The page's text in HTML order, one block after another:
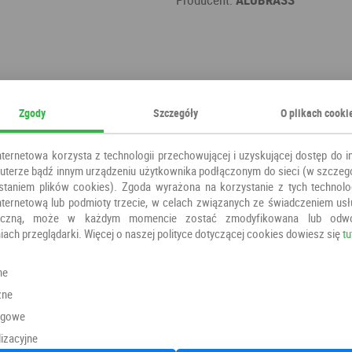
Zgody Szczegóły O plikach
korzysta z technologii przechowującej i uzyskującej dostęp do
bądź innym urządzeniu użytkownika podłączonym do sieci (w
plików cookies). Zgoda wyrażona na korzystanie z tych
lub podmioty trzecie, w celach związanych ze świadczeniem
może w każdym momencie zostać zmodyfikowana lub
przeglądarki. Więcej o naszej polityce dotyczącej cookies dowiesz się